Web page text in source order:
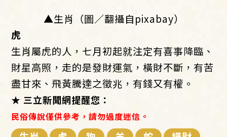
▲生肖（圖／翻攝自pixabay）
虎
生肖屬虎的人，七月初起就注定有喜事降臨、
財星高照，走的是發財運氣，橫財不斷，有苦
盡甘來、飛黃騰達之徵兆，有錢又有權。
★ 三立新聞網提醒您：
民俗傳說僅供參考，請勿過度迷信。